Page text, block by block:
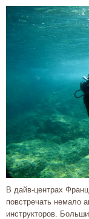
В дайв-центрах
повстречать немало
инструкторов.